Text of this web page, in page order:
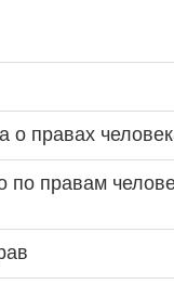
о правах
по правам